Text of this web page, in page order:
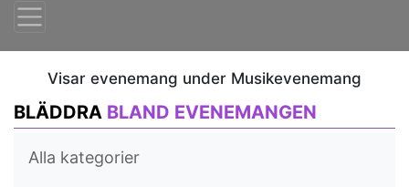
Visar evenemang under Musikevenemang
BLÄDDRA BLAND EVENEMANGEN
Alla kategorier